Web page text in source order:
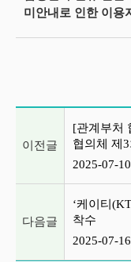
미안내로 인한 이용
이전글
[관계부처
협의체 제
2025-07-10
다음글
‘케이티
착수
2025-07-16